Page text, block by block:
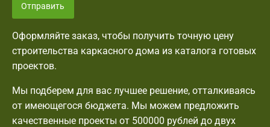
Отправить
Оформляйте заказ, чтобы получить точную цену
строительства каркасного дома из каталога готовых
проектов.
Мы подберем для вас лучшее решение, отталкиваясь
от имеющегося бюджета. Мы можем предложить
качественные проекты от 500000 рублей до двух